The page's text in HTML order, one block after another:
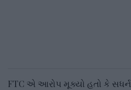
FTC એ આરોપ મૂક્યો હતો કે